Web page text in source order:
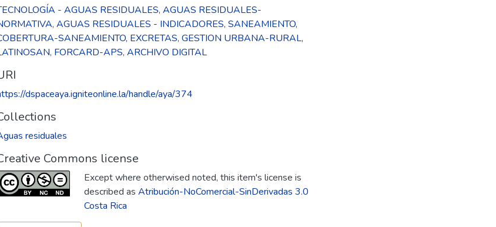
- AGUAS RESIDUALES, AGUAS RESIDUALES-
, AGUAS RESIDUALES - INDICADORES, SANEAMIENTO,
SANEAMIENTO, EXCRETAS, GESTION URBANA-RURAL,
, FORCARD-APS, ARCHIVO DIGITAL
dspaceaya.igniteonline.la/handle/aya/374
residuales
Commons license
Except where otherwised noted, this item's license is
described as Atribución-NoComercial-SinDerivadas 3.0
Costa Rica